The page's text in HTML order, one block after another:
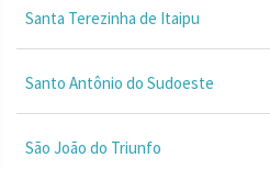
Santa Terezinha de Itaipu
Santo Antônio do Sudoeste
São João do Triunfo